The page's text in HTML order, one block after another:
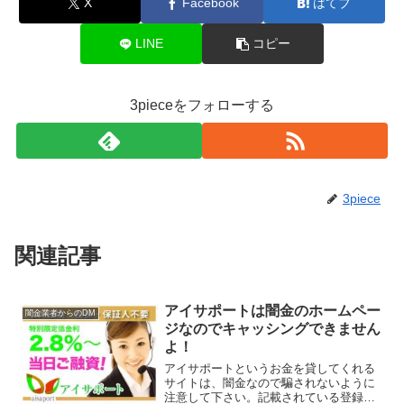
LINE コピー
3pieceをフォローする
3piece
関連記事
闇金業者からのDM
アイサポートは闇金のホームペー
ジなのでキャッシングできません
よ！
アイサポートというお金を貸してくれる
サイトは、闇金なので騙されないように
注意して下さい。記載されている登録番